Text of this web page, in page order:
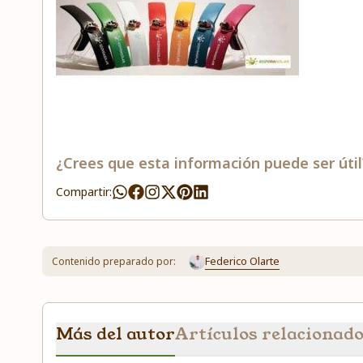
¿Crees que esta información puede ser
Compartir:
Contenido preparado por: Federico Olarte
Más del autorArtículos